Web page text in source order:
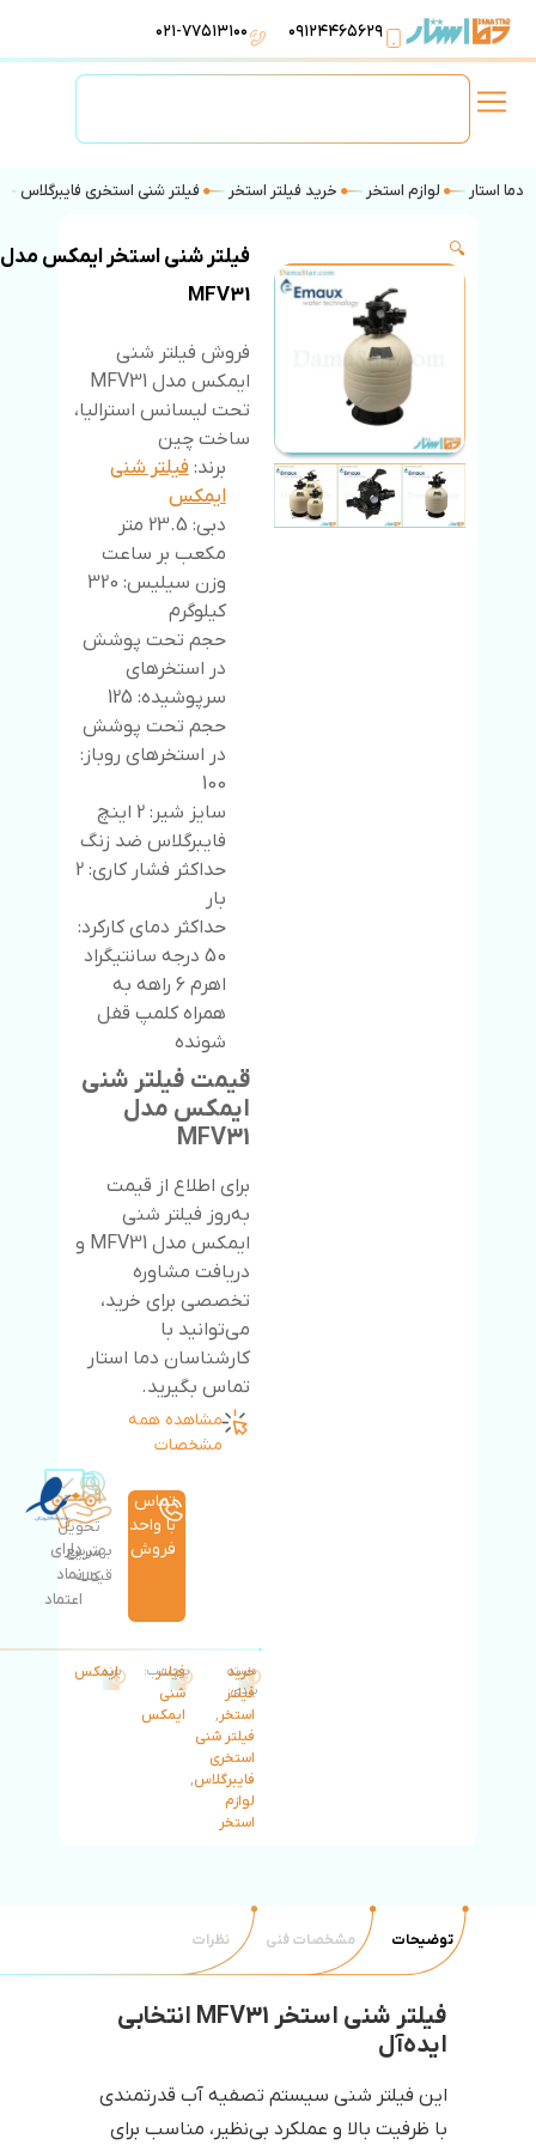
۰۹۱۲۴۴۶۵۶۲۹ ۰۲۱-۷۷۵۱۳۱۰۰
دما استار لوازم استخر خرید فیلتر استخر فیلتر شنی استخری فایبرگلاس
🔍
فیلتر شنی استخر ایمکس مدل
MFV31
فروش فیلتر شنی
ایمکس مدل MFV31
تحت لیسانس استرالیا،
ساخت چین
برند:فیلتر شنی
ایمکس
دبی: 23.5 متر
مکعب بر ساعت
وزن سیلیس: 320
کیلوگرم
حجم تحت پوشش
در استخرهای
سرپوشیده: 125
حجم تحت پوشش
در استخرهای روباز:
100
سایز شیر: 2 اینچ
فایبرگلاس ضد زنگ
حداکثر فشار کاری: 2
بار
حداکثر دمای کارکرد:
50 درجه سانتیگراد
اهرم 6 راهه به
همراه کلمپ قفل
شونده
قیمت فیلتر شنی
ایمکس مدل
MFV31
برای اطلاع از قیمت
به‌روز فیلتر شنی
ایمکس مدل MFV31 و
دریافت مشاوره
تخصصی برای خرید،
می‌توانید با
کارشناسان دما استار
تماس بگیرید.
مشاهده همه
مشخصات
بهترین
قیمت
تحویل
سریع
کالا
دارای
نماد
اعتماد
تماس
با واحد
فروش
دسته
بندی:
خرید
فیلتر
استخر,
فیلتر شنی
استخری
فایبرگلاس,
لوازم
استخر
برچسب:
فیلتر
شنی
ایمکس
برند:
ایمکس
توضیحات مشخصات فنی نظرات
فیلتر شنی استخر MFV31 انتخابی
ایده‌آل
این فیلتر شنی سیستم‌ تصفیه آب قدرتمندی
با ظرفیت بالا و عملکرد بی‌نظیر، مناسب برای